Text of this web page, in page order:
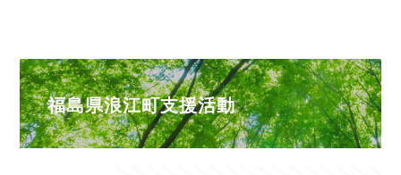
福島県浪江町支援活動